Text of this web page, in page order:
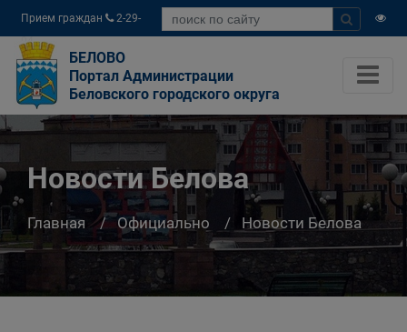
Прием граждан
2-29-
04
БЕЛОВО
Портал Администрации
Беловского городского округа
Новости Белова
Главная Официально Новости Белова